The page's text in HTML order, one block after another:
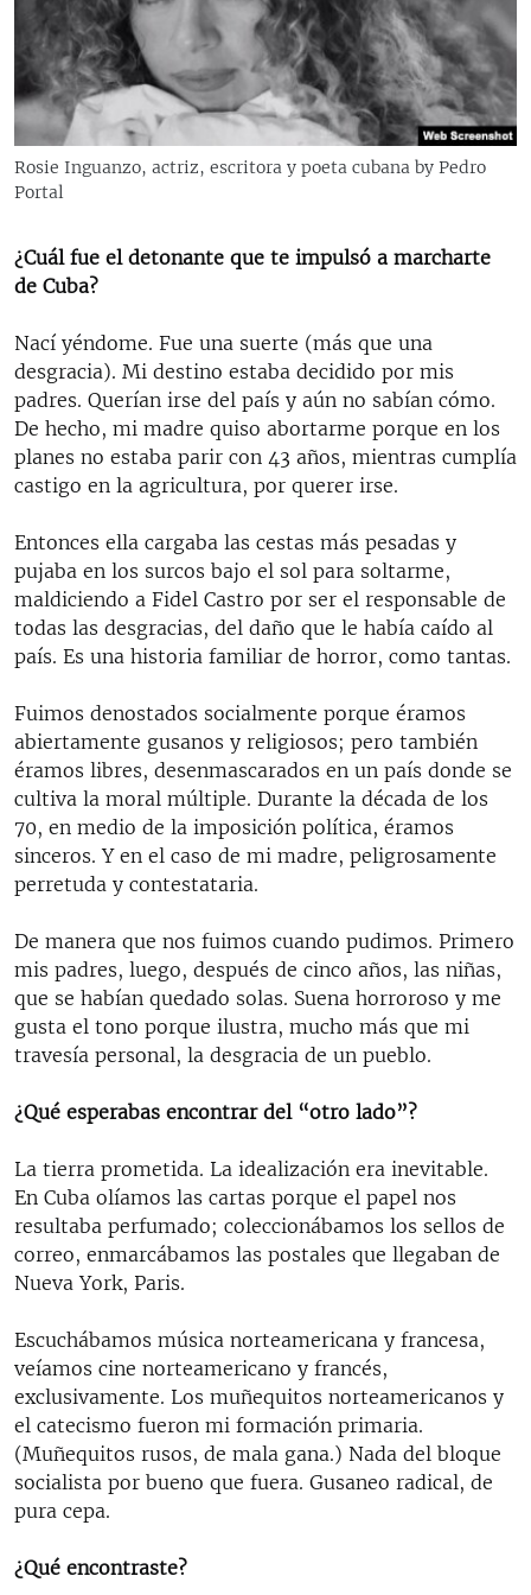
RADIO MARTÍ
ESPECIALES
ESPECIALES
LA REALIDAD DE LA VIVIENDA EN CUBA
SER VIEJO EN CUBA
LOS SANTOS DE HIALEAH
LA INVASIÓN DE RUSIA A UCRANIA
MULTIMEDIA
EDITORIALES
Rosie Inguanzo, actriz, escritora y poeta cubana by Pedro
Portal
¿Cuál fue el detonante que te impulsó a marcharte
de Cuba?
Nací yéndome. Fue una suerte (más que una
desgracia). Mi destino estaba decidido por mis
padres. Querían irse del país y aún no sabían cómo.
De hecho, mi madre quiso abortarme porque en los
planes no estaba parir con 43 años, mientras cumplía
castigo en la agricultura, por querer irse.
Entonces ella cargaba las cestas más pesadas y
pujaba en los surcos bajo el sol para soltarme,
maldiciendo a Fidel Castro por ser el responsable de
todas las desgracias, del daño que le había caído al
país. Es una historia familiar de horror, como tantas.
Fuimos denostados socialmente porque éramos
abiertamente gusanos y religiosos; pero también
éramos libres, desenmascarados en un país donde se
cultiva la moral múltiple. Durante la década de los
70, en medio de la imposición política, éramos
sinceros. Y en el caso de mi madre, peligrosamente
perretuda y contestataria.
De manera que nos fuimos cuando pudimos. Primero
mis padres, luego, después de cinco años, las niñas,
que se habían quedado solas. Suena horroroso y me
gusta el tono porque ilustra, mucho más que mi
travesía personal, la desgracia de un pueblo.
¿Qué esperabas encontrar del “otro lado”?
La tierra prometida. La idealización era inevitable.
En Cuba olíamos las cartas porque el papel nos
resultaba perfumado; coleccionábamos los sellos de
correo, enmarcábamos las postales que llegaban de
Nueva York, Paris.
Escuchábamos música norteamericana y francesa,
veíamos cine norteamericano y francés,
exclusivamente. Los muñequitos norteamericanos y
el catecismo fueron mi formación primaria.
(Muñequitos rusos, de mala gana.) Nada del bloque
socialista por bueno que fuera. Gusaneo radical, de
pura cepa.
¿Qué encontraste?